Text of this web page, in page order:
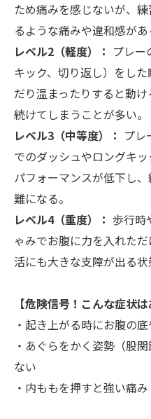
ため痛みを感じないが、
るような痛みや違和感があ
レベル2（軽度）： プレー
キック、切り返し）をし
だり温まったりすると動
続けてしまうことが多い。
レベル3（中等度）： プレ
でのダッシュやロングキ
パフォーマンスが低下し
難になる。
レベル4（重度）： 歩行時
ゃみでお腹に力を入れた
活にも大きな支障が出る状
【危険信号！こんな症状
・起き上がる時にお腹の
・あぐらをかく姿勢（股
ない
・内ももを押すと強い痛